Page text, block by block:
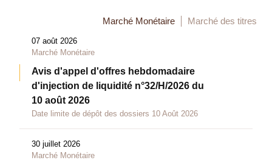
Marché Monétaire Marché des titres
07 août 2026
Marché Monétaire
Avis d'appel d'offres hebdomadaire
d'injection de liquidité n°32/H/2026 du
10 août 2026
Date limite de dépôt des dossiers 10 Août 2026
30 juillet 2026
Marché Monétaire